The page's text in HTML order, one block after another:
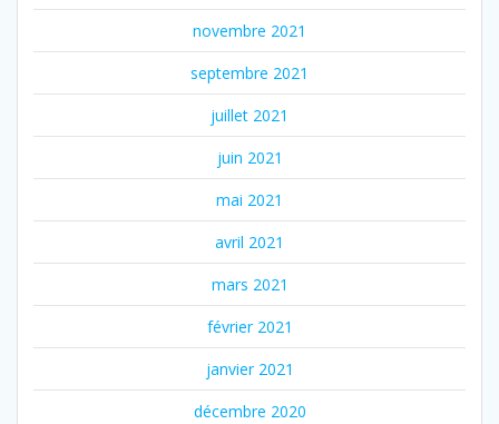
novembre 2021
septembre 2021
juillet 2021
juin 2021
mai 2021
avril 2021
mars 2021
février 2021
janvier 2021
décembre 2020